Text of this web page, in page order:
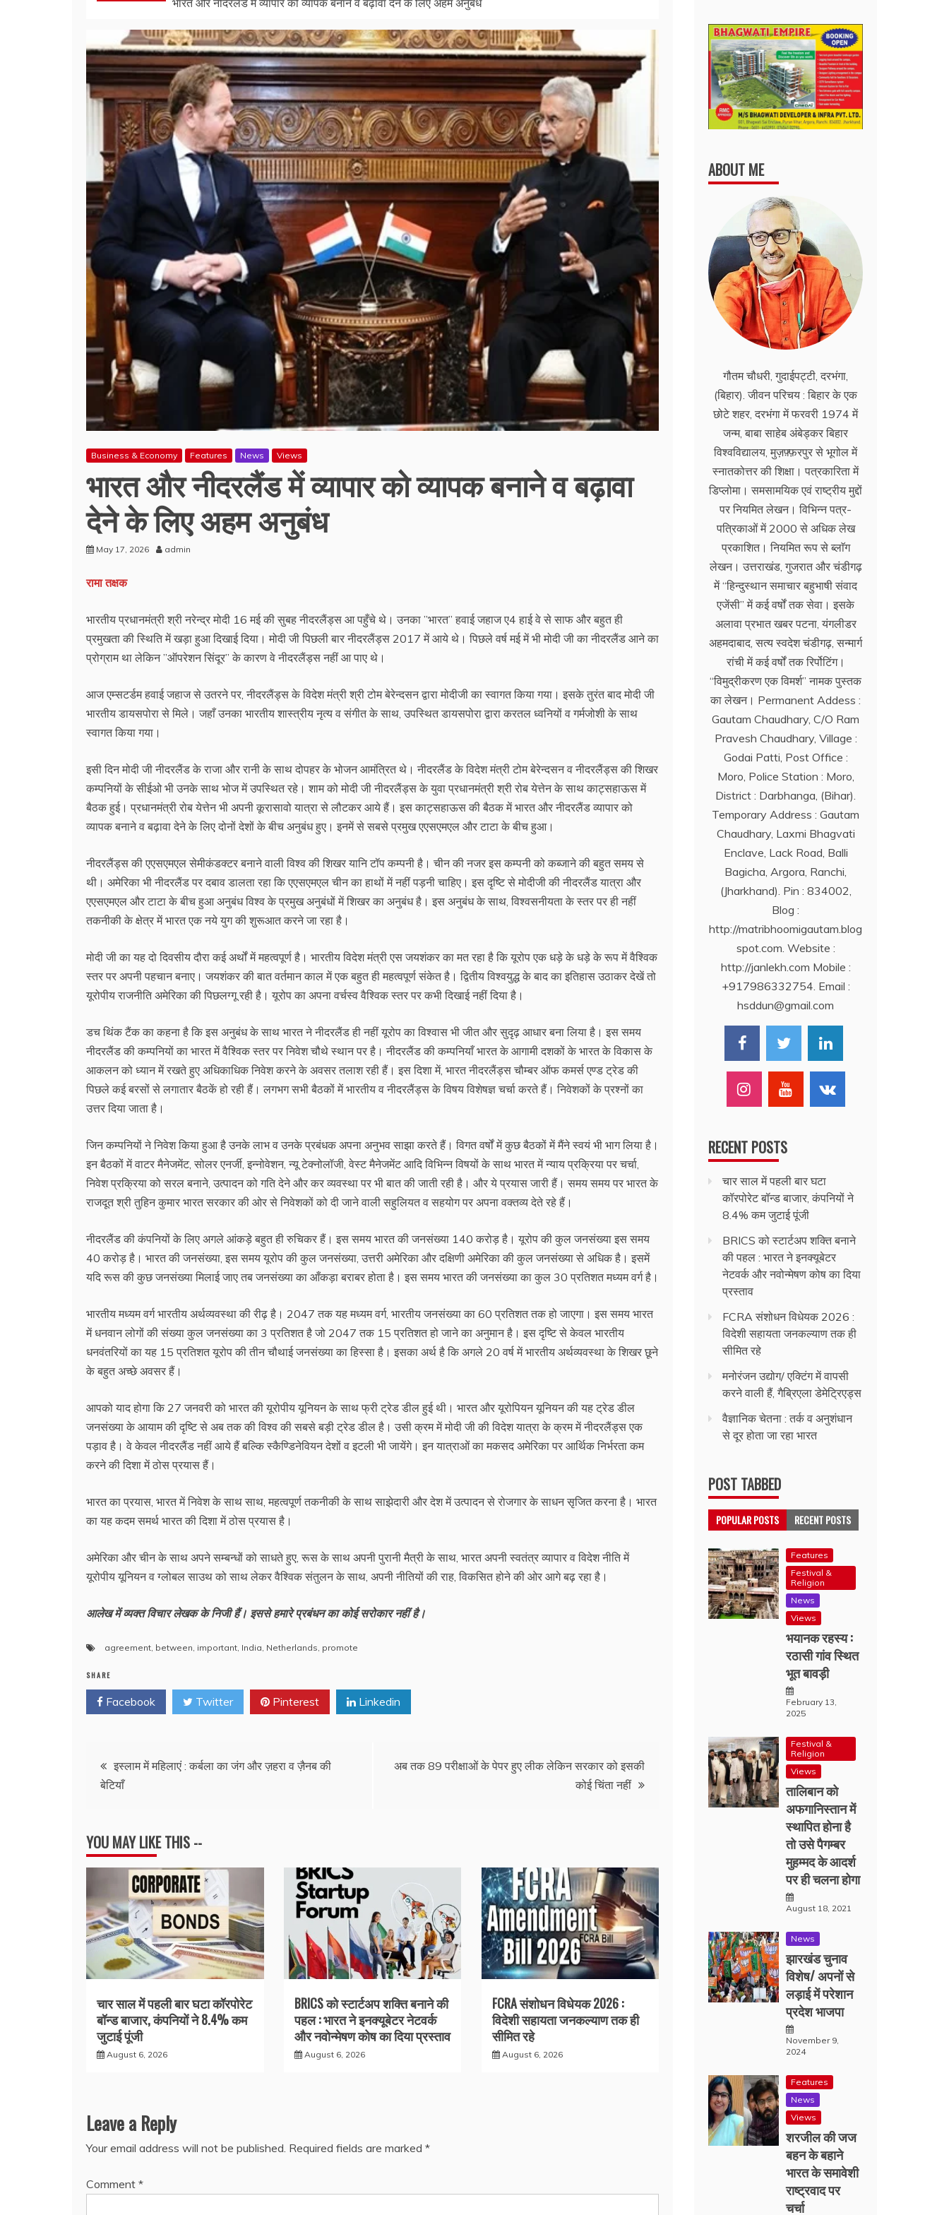
भारत और नीदरलैंड में व्यापार को व्यापक बनाने व बढ़ावा देने के लिए अहम अनुबंध
Business & Economy Features News Views
भारत और नीदरलैंड में व्यापार को व्यापक बनाने व बढ़ावा
देने के लिए अहम अनुबंध
May 17, 2026 admin
रामा तक्षक
भारतीय प्रधानमंत्री श्री नरेन्द्र मोदी 16 मई की सुबह नीदरलैंड्स आ पहुँचे थे। उनका ’’भारत’’ हवाई जहाज ए4 हाई वे से साफ और बहुत ही
प्रमुखता की स्थिति में खड़ा हुआ दिखाई दिया। मोदी जी पिछली बार नीदरलैंड्स 2017 में आये थे। पिछले वर्ष मई में भी मोदी जी का नीदरलैंड आने का
प्रोग्राम था लेकिन ’’ऑपरेशन सिंदूर’’ के कारण वे नीदरलैंड्स नहीं आ पाए थे।
आज एम्सटर्डम हवाई जहाज से उतरने पर, नीदरलैंड्स के विदेश मंत्री श्री टोम बेरेन्दसन द्वारा मोदीजी का स्वागत किया गया। इसके तुरंत बाद मोदी जी
भारतीय डायसपोरा से मिले। जहाँ उनका भारतीय शास्त्रीय नृत्य व संगीत के साथ, उपस्थित डायसपोरा द्वारा करतल ध्वनियों व गर्मजोशी के साथ
स्वागत किया गया।
इसी दिन मोदी जी नीदरलैंड के राजा और रानी के साथ दोपहर के भोजन आमंत्रित थे। नीदरलैंड के विदेश मंत्री टोम बेरेन्दसन व नीदरलैंड्स की शिखर
कम्पनियों के सीईओ भी उनके साथ भोज में उपस्थित रहे। शाम को मोदी जी नीदरलैंड्स के युवा प्रधानमंत्री श्री रोब येत्तेन के साथ काट्सहाऊस में
बैठक हुई। प्रधानमंत्री रोब येत्तेन भी अपनी कूरासावो यात्रा से लौटकर आये हैं। इस काट्सहाऊस की बैठक में भारत और नीदरलैंड व्यापार को
व्यापक बनाने व बढ़ावा देने के लिए दोनों देशों के बीच अनुबंध हुए। इनमें से सबसे प्रमुख एएसएमएल और टाटा के बीच हुआ।
नीदरलैंड्स की एएसएमएल सेमीकंडक्टर बनाने वाली विश्व की शिखर यानि टॉप कम्पनी है। चीन की नजर इस कम्पनी को कब्जाने की बहुत समय से
थी। अमेरिका भी नीदरलैंड पर दबाव डालता रहा कि एएसएमएल चीन का हाथों में नहीं पड़नी चाहिए। इस दृष्टि से मोदीजी की नीदरलैंड यात्रा और
एएसएमएल और टाटा के बीच हुआ अनुबंध विश्व के प्रमुख अनुबंधों में शिखर का अनुबंध है। इस अनुबंध के साथ, विश्वसनीयता के स्तर पर ही नहीं
तकनीकी के क्षेत्र में भारत एक नये युग की शुरूआत करने जा रहा है।
मोदी जी का यह दो दिवसीय दौरा कई अर्थों में महत्वपूर्ण है। भारतीय विदेश मंत्री एस जयशंकर का मत रहा है कि यूरोप एक धड़े के धड़े के रूप में वैश्विक
स्तर पर अपनी पहचान बनाए। जयशंकर की बात वर्तमान काल में एक बहुत ही महत्वपूर्ण संकेत है। द्वितीय विश्वयुद्ध के बाद का इतिहास उठाकर देखें तो
यूरोपीय राजनीति अमेरिका की पिछलग्गू रही है। यूरोप का अपना वर्चस्व वैश्विक स्तर पर कभी दिखाई नहीं दिया है।
डच थिंक टैंक का कहना है कि इस अनुबंध के साथ भारत ने नीदरलैंड ही नहीं यूरोप का विश्वास भी जीत और सुदृढ़ आधार बना लिया है। इस समय
नीदरलैंड की कम्पनियों का भारत में वैश्विक स्तर पर निवेश चौथे स्थान पर है। नीदरलैंड की कम्पनियाँ भारत के आगामी दशकों के भारत के विकास के
आकलन को ध्यान में रखते हुए अधिकाधिक निवेश करने के अवसर तलाश रही हैं। इस दिशा में, भारत नीदरलैंड्स चौम्बर ऑफ कमर्स एण्ड ट्रेड की
पिछले कई बरसों से लगातार बैठकें हो रही हैं। लगभग सभी बैठकों में भारतीय व नीदरलैंड्स के विषय विशेषज्ञ चर्चा करते हैं। निवेशकों के प्रश्नों का
उत्तर दिया जाता है।
जिन कम्पनियों ने निवेश किया हुआ है उनके लाभ व उनके प्रबंधक अपना अनुभव साझा करते हैं। विगत वर्षों में कुछ बैठकों में मैंने स्वयं भी भाग लिया है।
इन बैठकों में वाटर मैनेजमेंट, सोलर एनर्जी, इन्नोवेशन, न्यू टेक्नोलॉजी, वेस्ट मैनेजमेंट आदि विभिन्न विषयों के साथ भारत में न्याय प्रक्रिया पर चर्चा,
निवेश प्रक्रिया को सरल बनाने, उत्पादन को गति देने और कर व्यवस्था पर भी बात की जाती रही है। और ये प्रयास जारी हैं। समय समय पर भारत के
राजदूत श्री तुहिन कुमार भारत सरकार की ओर से निवेशकों को दी जाने वाली सहुलियत व सहयोग पर अपना वक्तव्य देते रहे हैं।
नीदरलैंड की कंपनियों के लिए अगले आंकड़े बहुत ही रुचिकर हैं। इस समय भारत की जनसंख्या 140 करोड़ है। यूरोप की कुल जनसंख्या इस समय
40 करोड़ है। भारत की जनसंख्या, इस समय यूरोप की कुल जनसंख्या, उत्तरी अमेरिका और दक्षिणी अमेरिका की कुल जनसंख्या से अधिक है। इसमें
यदि रूस की कुछ जनसंख्या मिलाई जाए तब जनसंख्या का आँकड़ा बराबर होता है। इस समय भारत की जनसंख्या का कुल 30 प्रतिशत मध्यम वर्ग है।
भारतीय मध्यम वर्ग भारतीय अर्थव्यवस्था की रीढ़ है। 2047 तक यह मध्यम वर्ग, भारतीय जनसंख्या का 60 प्रतिशत तक हो जाएगा। इस समय भारत
में धनवान लोगों की संख्या कुल जनसंख्या का 3 प्रतिशत है जो 2047 तक 15 प्रतिशत हो जाने का अनुमान है। इस दृष्टि से केवल भारतीय
धनवंतरियों का यह 15 प्रतिशत यूरोप की तीन चौथाई जनसंख्या का हिस्सा है। इसका अर्थ है कि अगले 20 वर्ष में भारतीय अर्थव्यवस्था के शिखर छूने
के बहुत अच्छे अवसर हैं।
आपको याद होगा कि 27 जनवरी को भारत की यूरोपीय यूनियन के साथ फ्री ट्रेड डील हुई थी। भारत और यूरोपियन यूनियन की यह ट्रेड डील
जनसंख्या के आयाम की दृष्टि से अब तक की विश्व की सबसे बड़ी ट्रेड डील है। उसी क्रम में मोदी जी की विदेश यात्रा के क्रम में नीदरलैंड्स एक
पड़ाव है। वे केवल नीदरलैंड नहीं आये हैं बल्कि स्कैण्डिनेवियन देशों व इटली भी जायेंगे। इन यात्राओं का मकसद अमेरिका पर आर्थिक निर्भरता कम
करने की दिशा में ठोस प्रयास हैं।
भारत का प्रयास, भारत में निवेश के साथ साथ, महत्वपूर्ण तकनीकी के साथ साझेदारी और देश में उत्पादन से रोजगार के साधन सृजित करना है। भारत
का यह कदम समर्थ भारत की दिशा में ठोस प्रयास है।
अमेरिका और चीन के साथ अपने सम्बन्धों को साधते हुए, रूस के साथ अपनी पुरानी मैत्री के साथ, भारत अपनी स्वतंत्र व्यापार व विदेश नीति में
यूरोपीय यूनियन व ग्लोबल साउथ को साथ लेकर वैश्विक संतुलन के साथ, अपनी नीतियों की राह, विकसित होने की ओर आगे बढ़ रहा है।
आलेख में व्यक्त विचार लेखक के निजी हैं। इससे हमारे प्रबंधन का कोई सरोकार नहीं है।
agreement between important India Netherlands promote
SHARE
Facebook Twitter Pinterest Linkedin
Post
navigation
इस्लाम में महिलाएं : कर्बला का जंग और ज़हरा व ज़ैनब की
बेटियाँ
अब तक 89 परीक्षाओं के पेपर हुए लीक लेकिन सरकार को इसकी
कोई चिंता नहीं
YOU MAY LIKE THIS --
चार साल में पहली बार घटा कॉरपोरेट
बॉन्ड बाजार, कंपनियों ने 8.4% कम
जुटाई पूंजी
August 6, 2026
BRICS को स्टार्टअप शक्ति बनाने की
पहल : भारत ने इनक्यूबेटर नेटवर्क
और नवोन्मेषण कोष का दिया प्रस्ताव
August 6, 2026
FCRA संशोधन विधेयक 2026 :
विदेशी सहायता जनकल्याण तक ही
सीमित रहे
August 6, 2026
Leave a Reply
Your email address will not be published. Required fields are marked *
Comment *
ABOUT ME
गौतम चौधरी, गुदाईपट्टी, दरभंगा,
(बिहार). जीवन परिचय : बिहार के एक
छोटे शहर, दरभंगा में फरवरी 1974 में
जन्म, बाबा साहेब अंबेड्कर बिहार
विश्वविद्यालय, मुज़फ़्फ़रपुर से भूगोल में
स्नातकोत्तर की शिक्षा। पत्रकारिता में
डिप्लोमा। समसामयिक एवं राष्ट्रीय मुद्दों
पर नियमित लेखन। विभिन्न पत्र-
पत्रिकाओं में 2000 से अधिक लेख
प्रकाशित। नियमित रूप से ब्लाॅग
लेखन। उत्तराखंड, गुजरात और चंडीगढ़
में ‘‘हिन्दुस्थान समाचार बहुभाषी संवाद
एजेंसी’’ में कई वर्षों तक सेवा। इसके
अलावा प्रभात खबर पटना, यंगलीडर
अहमदाबाद, सत्य स्वदेश चंडीगढ़, सन्मार्ग
रांची में कई वर्षों तक रिर्पोटिंग।
‘‘विमुद्रीकरण एक विमर्श’’ नामक पुस्तक
का लेखन। Permanent Addess :
Gautam Chaudhary, C/O Ram
Pravesh Chaudhary, Village :
Godai Patti, Post Office :
Moro, Police Station : Moro,
District : Darbhanga, (Bihar).
Temporary Address : Gautam
Chaudhary, Laxmi Bhagvati
Enclave, Lack Road, Balli
Bagicha, Argora, Ranchi,
(Jharkhand). Pin : 834002,
Blog :
http://matribhoomigautam.blog
spot.com. Website :
http://janlekh.com Mobile :
+917986332754. Email :
hsddun@gmail.com
RECENT POSTS
चार साल में पहली बार घटा
कॉरपोरेट बॉन्ड बाजार, कंपनियों ने
8.4% कम जुटाई पूंजी
BRICS को स्टार्टअप शक्ति बनाने
की पहल : भारत ने इनक्यूबेटर
नेटवर्क और नवोन्मेषण कोष का दिया
प्रस्ताव
FCRA संशोधन विधेयक 2026 :
विदेशी सहायता जनकल्याण तक ही
सीमित रहे
मनोरंजन उद्योग/ एक्टिंग में वापसी
करने वाली हैं, गैब्रिएला डेमेट्रिएड्स
वैज्ञानिक चेतना : तर्क व अनुशंधान
से दूर होता जा रहा भारत
POST TABBED
POPULAR POSTS RECENT POSTS
Features
Festival &
Religion
News
Views
भयानक रहस्य :
रठासी गांव स्थित
भूत बावड़ी
February 13,
2025
Festival &
Religion
Views
तालिबान को
अफगानिस्तान में
स्थापित होना है
तो उसे पैगम्बर
मुहम्मद के आदर्श
पर ही चलना होगा
August 18, 2021
News
झारखंड चुनाव
विशेष/ अपनों से
लड़ाई में परेशान
प्रदेश भाजपा
November 9,
2024
Features
News
Views
शरजील की जज
बहन के बहाने
भारत के समावेशी
राष्ट्रवाद पर
चर्चा